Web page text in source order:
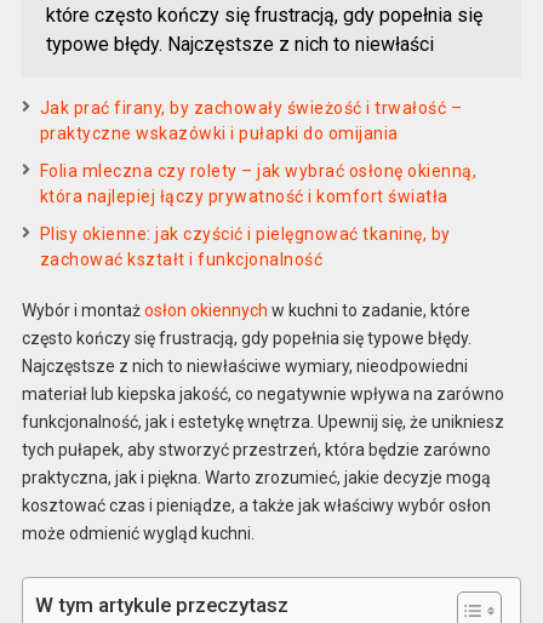
które często kończy się frustracją, gdy popełnia się
typowe błędy. Najczęstsze z nich to niewłaści
Jak prać firany, by zachowały świeżość i trwałość –
praktyczne wskazówki i pułapki do omijania
Folia mleczna czy rolety – jak wybrać osłonę okienną,
która najlepiej łączy prywatność i komfort światła
Plisy okienne: jak czyścić i pielęgnować tkaninę, by
zachować kształt i funkcjonalność
Wybór i montażosłon okiennych w kuchni to zadanie, które
często kończy się frustracją, gdy popełnia się typowe błędy.
Najczęstsze z nich to niewłaściwe wymiary, nieodpowiedni
materiał lub kiepska jakość, co negatywnie wpływa na zarówno
funkcjonalność, jak i estetykę wnętrza. Upewnij się, że unikniesz
tych pułapek, aby stworzyć przestrzeń, która będzie zarówno
praktyczna, jak i piękna. Warto zrozumieć, jakie decyzje mogą
kosztować czas i pieniądze, a także jak właściwy wybór osłon
może odmienić wygląd kuchni.
W tym artykule przeczytasz